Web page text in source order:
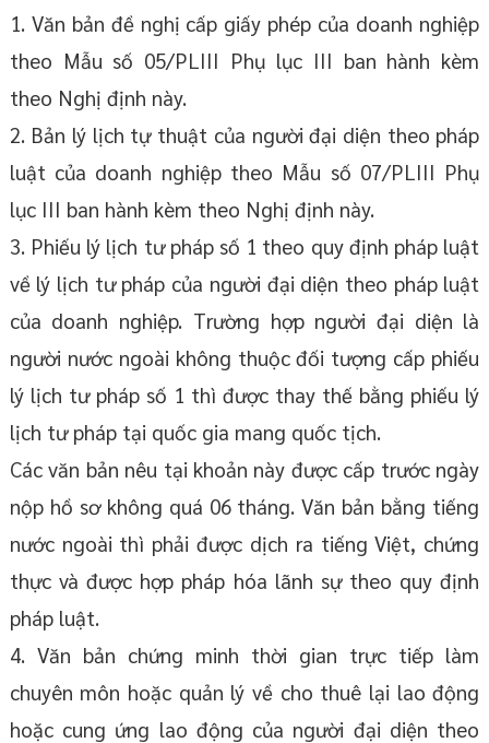
1. Văn bản đề nghị cấp giấy phép của doanh nghiệp
theo Mẫu số 05/PLIII Phụ lục III ban hành kèm
theo Nghị định này.
2. Bản lý lịch tự thuật của người đại diện theo pháp
luật của doanh nghiệp theo Mẫu số 07/PLIII Phụ
lục III ban hành kèm theo Nghị định này.
3. Phiếu lý lịch tư pháp số 1 theo quy định pháp luật
về lý lịch tư pháp của người đại diện theo pháp luật
của doanh nghiệp. Trường hợp người đại diện là
người nước ngoài không thuộc đối tượng cấp phiếu
lý lịch tư pháp số 1 thì được thay thế bằng phiếu lý
lịch tư pháp tại quốc gia mang quốc tịch.
Các văn bản nêu tại khoản này được cấp trước ngày
nộp hồ sơ không quá 06 tháng. Văn bản bằng tiếng
nước ngoài thì phải được dịch ra tiếng Việt, chứng
thực và được hợp pháp hóa lãnh sự theo quy định
pháp luật.
4. Văn bản chứng minh thời gian trực tiếp làm
chuyên môn hoặc quản lý về cho thuê lại lao động
hoặc cung ứng lao động của người đại diện theo